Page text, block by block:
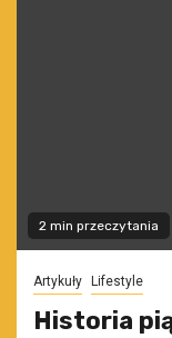
2 min przeczytania
Artykuły Lifestyle
Historia